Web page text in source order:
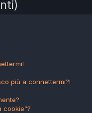
più a connettermi?!
cookie”?